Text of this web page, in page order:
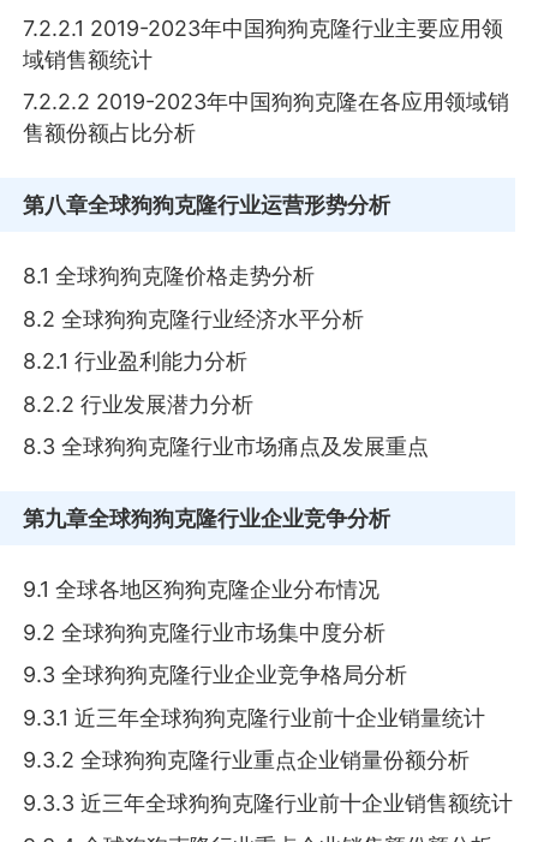
7.2.2.1 2019-2023年中国狗狗克隆行业主要应用领
域销售额统计
7.2.2.2 2019-2023年中国狗狗克隆在各应用领域销
售额份额占比分析
第八章全球狗狗克隆行业运营形势分析
8.1 全球狗狗克隆价格走势分析
8.2 全球狗狗克隆行业经济水平分析
8.2.1 行业盈利能力分析
8.2.2 行业发展潜力分析
8.3 全球狗狗克隆行业市场痛点及发展重点
第九章全球狗狗克隆行业企业竞争分析
9.1 全球各地区狗狗克隆企业分布情况
9.2 全球狗狗克隆行业市场集中度分析
9.3 全球狗狗克隆行业企业竞争格局分析
9.3.1 近三年全球狗狗克隆行业前十企业销量统计
9.3.2 全球狗狗克隆行业重点企业销量份额分析
9.3.3 近三年全球狗狗克隆行业前十企业销售额统计